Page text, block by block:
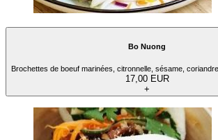
Bo Nuong
Brochettes de boeuf marinées, citronnelle, sésame,
17,00 EUR
+